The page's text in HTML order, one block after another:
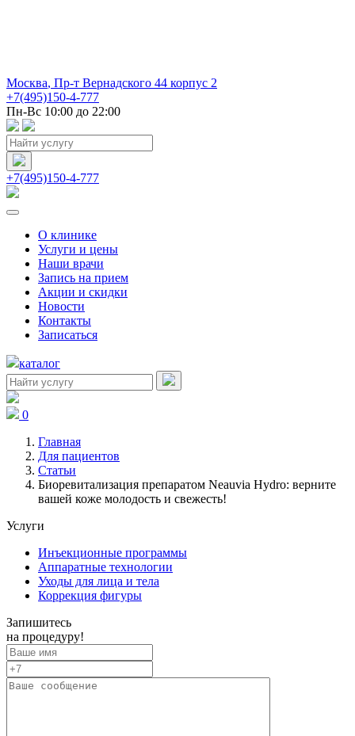
Москва, Пр-т Вернадского 44 корпус 2
+7(495)150-4-777
Пн-Вс 10:00 до 22:00
+7(495)150-4-777
О клинике
Услуги и цены
Наши врачи
Запись на прием
Акции и скидки
Новости
Контакты
Записаться
каталог
0
Главная
Для пациентов
Статьи
Биоревитализация препаратом Neauvia Hydro: верните
вашей коже молодость и свежесть!
Услуги
Инъекционные программы
Аппаратные технологии
Уходы для лица и тела
Коррекция фигуры
Запишитесь
на процедуру!